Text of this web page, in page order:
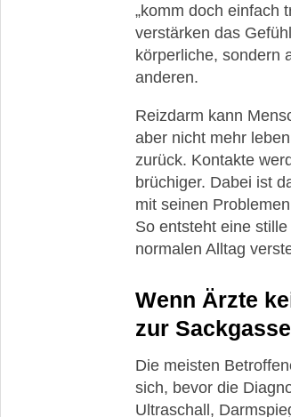
„komm doch einfach
verstärken das
körperliche, sondern
anderen.
Reizdarm kann
aber nicht mehr
zurück. Kontakte
brüchiger. Dabei ist
mit seinen
So entsteht eine
normalen Alltag
Wenn Ärzte
zur
Die meisten
sich, bevor die
Ultraschall,